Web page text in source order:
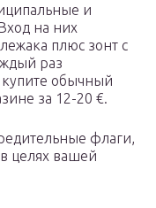
и
на них
плюс зонт с
раз
купите обычный
за 12-20 €.
флаги,
целях вашей